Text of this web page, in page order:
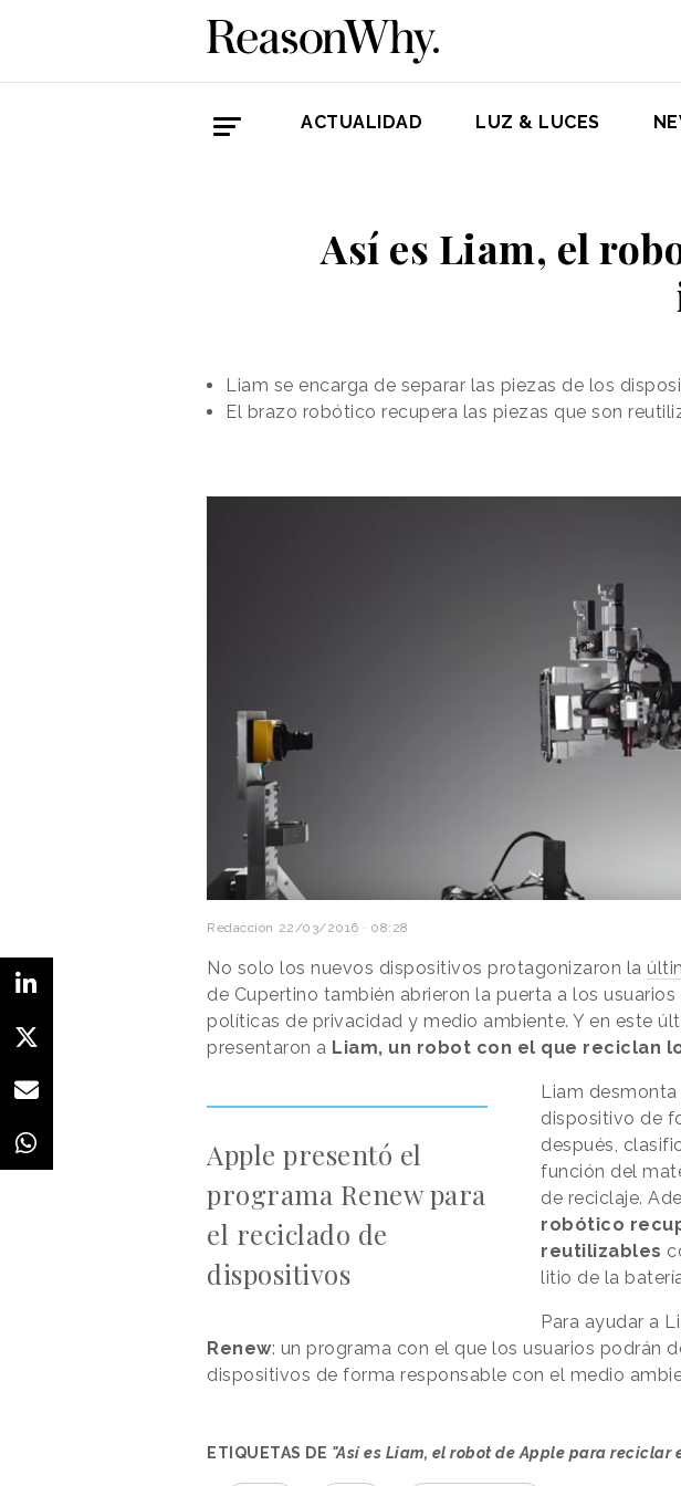
ACTUALIDAD LUZ & LUCES
Así es Liam, el
Liam se encarga de separar las piezas de los
El brazo robótico recupera las piezas que son
Redacción 22/03/2016 · 08:28
No solo los nuevos dispositivos protagonizaron la
de Cupertino también abrieron la puerta a los
políticas de privacidad y medio ambiente. Y en este
presentaron a Liam, un robot con el que reciclan
Apple presentó el
programa Renew para
el reciclado de
dispositivos
Liam
dispositivo de
después,
función del
de reciclaje.
robótico
reutilizables
litio de la
Para ayudar a
Renew: un programa con el que los usuarios podrán
dispositivos de forma responsable con el medio
ETIQUETAS DE "Así es Liam, el robot de Apple para reciclar